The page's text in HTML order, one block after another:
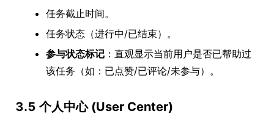
任务截止时间。
任务状态（进行中/已结束）。
参与状态标记 ：直观显示当前用户是否已帮助过
该任务（如：已点赞/已评论/未参与）。
3.5 个人中心 (User Center)